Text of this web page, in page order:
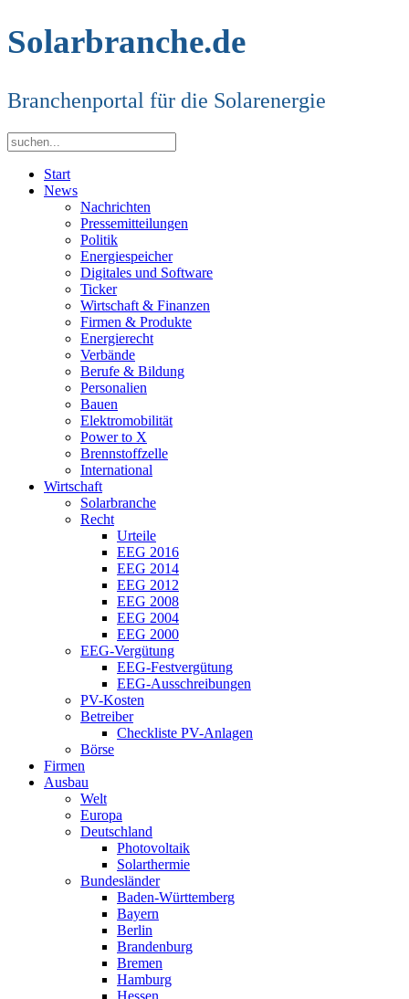
Solarbranche.de
Branchenportal für die Solarenergie
Start
News
Nachrichten
Pressemitteilungen
Politik
Energiespeicher
Digitales und Software
Ticker
Wirtschaft & Finanzen
Firmen & Produkte
Energierecht
Verbände
Berufe & Bildung
Personalien
Bauen
Elektromobilität
Power to X
Brennstoffzelle
International
Wirtschaft
Solarbranche
Recht
Urteile
EEG 2016
EEG 2014
EEG 2012
EEG 2008
EEG 2004
EEG 2000
EEG-Vergütung
EEG-Festvergütung
EEG-Ausschreibungen
PV-Kosten
Betreiber
Checkliste PV-Anlagen
Börse
Firmen
Ausbau
Welt
Europa
Deutschland
Photovoltaik
Solarthermie
Bundesländer
Baden-Württemberg
Bayern
Berlin
Brandenburg
Bremen
Hamburg
Hessen